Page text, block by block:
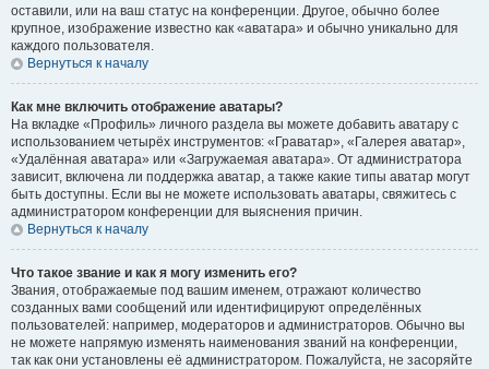
оставили, или на ваш статус на конференции. Другое, обычно более
крупное, изображение известно как «аватара» и обычно уникально для
каждого пользователя.
Вернуться к началу
Как мне включить отображение аватары?
На вкладке «Профиль» личного раздела вы можете добавить аватару с
использованием четырёх инструментов: «Граватар», «Галерея аватар»,
«Удалённая аватара» или «Загружаемая аватара». От администратора
зависит, включена ли поддержка аватар, а также какие типы аватар могут
быть доступны. Если вы не можете использовать аватары, свяжитесь с
администратором конференции для выяснения причин.
Вернуться к началу
Что такое звание и как я могу изменить его?
Звания, отображаемые под вашим именем, отражают количество
созданных вами сообщений или идентифицируют определённых
пользователей: например, модераторов и администраторов. Обычно вы
не можете напрямую изменять наименования званий на конференции,
так как они установлены её администратором. Пожалуйста, не засоряйте